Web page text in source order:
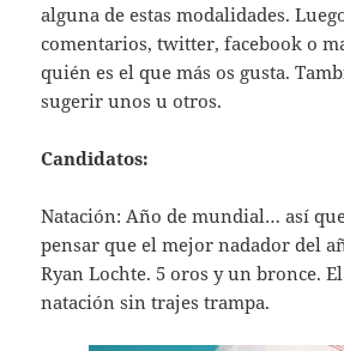
alguna de estas modalidades.
comentarios, twitter, facebook o
quién es el que más os gusta.
sugerir unos u otros.
Candidatos:
Natación: Año de mundial… así
pensar que el mejor nadador del
Ryan Lochte. 5 oros y un bronce.
natación sin trajes trampa.